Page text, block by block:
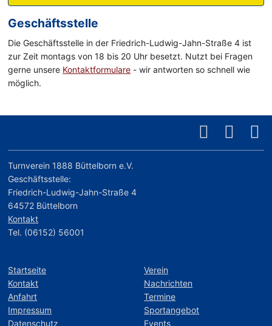
Geschäftsstelle
Die Geschäftsstelle in der Friedrich-Ludwig-Jahn-Straße 4 ist
zur Zeit montags von 18 bis 20 Uhr besetzt. Nutzt bei Fragen
gerne unsere Kontaktformulare - wir antworten so schnell wie
möglich.
Turnverein 1888 Büttelborn e.V.
Geschäftsstelle:
Friedrich-Ludwig-Jahn-Straße 4
64572 Büttelborn
Kontakt
Tel. (06152) 56001
Startseite
Kontakt
Anfahrt
Impressum
Datenschutz
Verein
Nachrichten
Termine
Sportangebot
Events